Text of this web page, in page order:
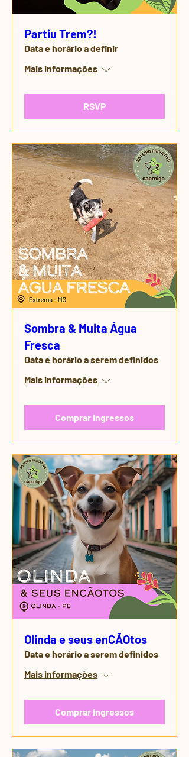
Partiu Trem?!
Data e horário a definir
Mais informações
RSVP
Sombra & Muita Água
Fresca
Data e horário a serem definidos
Mais informações
Comprar ingressos
Olinda e seus enCÃOtos
Data e horário a serem definidos
Mais informações
Comprar ingressos